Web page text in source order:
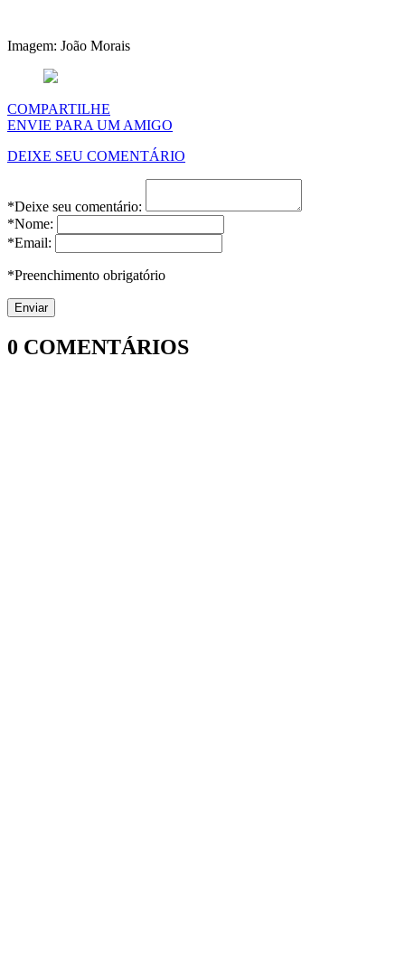
Imagem: João Morais
COMPARTILHE
ENVIE PARA UM AMIGO
DEIXE SEU COMENTÁRIO
*Deixe seu comentário:
*Nome:
*Email:
*Preenchimento obrigatório
0 COMENTÁRIOS